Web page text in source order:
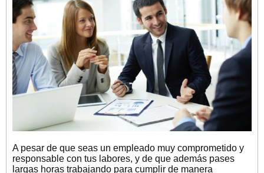
A pesar de que seas un empleado muy comprometido y
responsable con tus labores, y de que además pases
largas horas trabajando para cumplir de manera